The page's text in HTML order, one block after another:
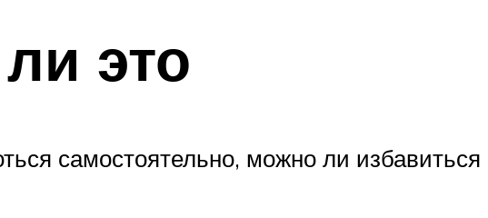
это
самостоятельно, можно ли избавиться